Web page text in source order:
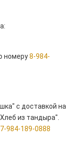
номеру8-984-
с доставкой на
из тандыра".
984-189-0888